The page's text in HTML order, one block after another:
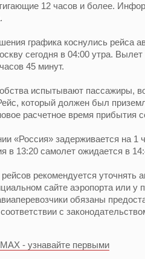
12 часов и более.
графика коснулись рейса
сегодня в 04:00 утра. Вылет
45 минут.
испытывают пассажиры,
который должен был
расчетное время прибытия
«Россия» задерживается на 1
в 13:20 самолет ожидается в
рекомендуется уточнять
сайте аэропорта или у
обязаны
с
- узнавайте первыми